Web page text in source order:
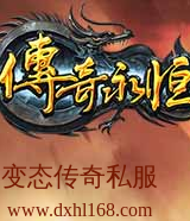
变态传奇私服
www.dxhl168.com